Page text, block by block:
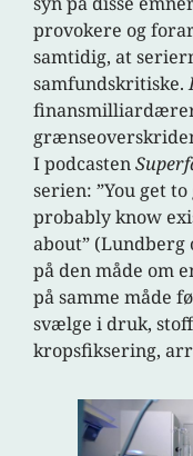
provokere og
samtidig, at
samfundskritiske.
I podcasten
serien: ”You get
probably know
about” (Lundberg
på den måde om
på samme måde
svælge i druk,
kropsfiksering,